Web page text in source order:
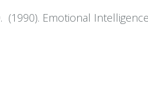
(1990). Emotional